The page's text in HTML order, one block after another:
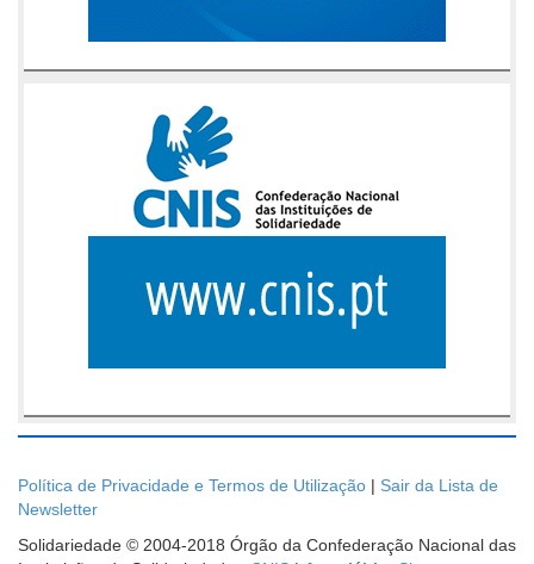
Política de Privacidade e Termos de Utilização | Sair da Lista de
Newsletter
Solidariedade © 2004-2018 Órgão da Confederação Nacional das